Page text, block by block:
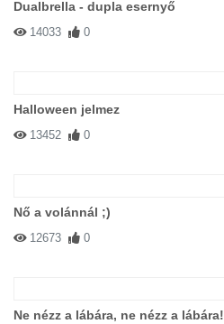
Dualbrella - dupla esernyő
14033 0
Halloween jelmez
13452 0
Nő a volánnál ;)
12673 0
Ne nézz a lábára, ne nézz a lábára!